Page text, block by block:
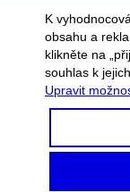
K
obsahu a
klikněte na
souhlas k
Upravit